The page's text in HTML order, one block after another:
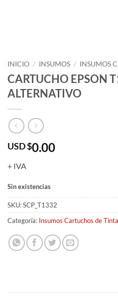
INICIO / INSUMOS / INSUMOS
CARTUCHO EPSON
ALTERNATIVO
USD $0.00
+ IVA
Sin existencias
SKU:SCP_T1332
Categoría: Insumos Cartuchos de Tinta